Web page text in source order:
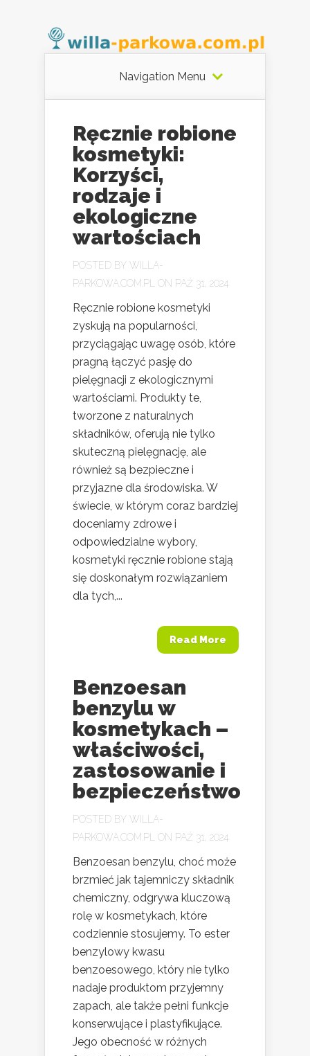
Navigation Menu
Ręcznie robione
kosmetyki:
Korzyści,
rodzaje i
ekologiczne
wartościach
POSTED BY WILLA-
PARKOWA.COM.PL
ON PAŹ 31, 2024
Ręcznie robione kosmetyki
zyskują na popularności,
przyciągając uwagę osób, które
pragną łączyć pasję do
pielęgnacji z ekologicznymi
wartościami. Produkty te,
tworzone z naturalnych
składników, oferują nie tylko
skuteczną pielęgnację, ale
również są bezpieczne i
przyjazne dla środowiska. W
świecie, w którym coraz bardziej
doceniamy zdrowe i
odpowiedzialne wybory,
kosmetyki ręcznie robione stają
się doskonałym rozwiązaniem
dla tych,...
Read More
Benzoesan
benzylu w
kosmetykach –
właściwości,
zastosowanie i
bezpieczeństwo
POSTED BY WILLA-
PARKOWA.COM.PL
ON PAŹ 31, 2024
Benzoesan benzylu, choć może
brzmieć jak tajemniczy składnik
chemiczny, odgrywa kluczową
rolę w kosmetykach, które
codziennie stosujemy. To ester
benzylowy kwasu
benzoesowego, który nie tylko
nadaje produktom przyjemny
zapach, ale także pełni funkcje
konserwujące i plastyfikujące.
Jego obecność w różnych